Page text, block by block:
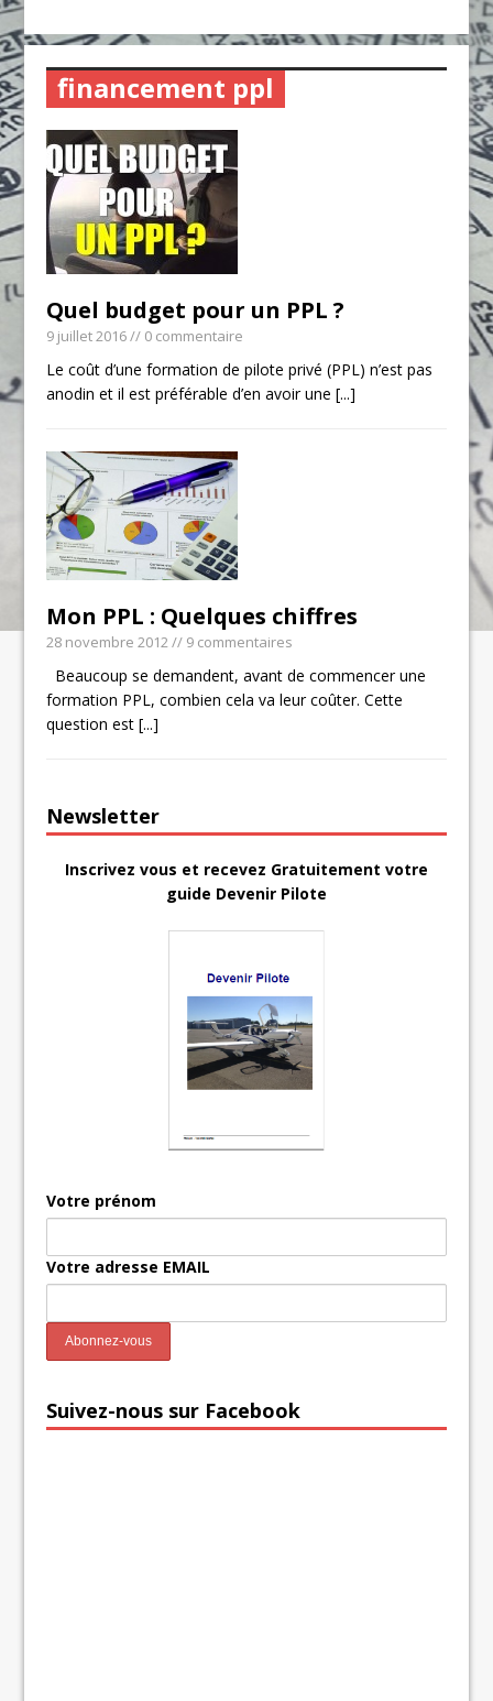
financement ppl
Quel budget pour un PPL ?
9 juillet 2016// 0 commentaire
Le coût d’une formation de pilote privé (PPL) n’est pas
anodin et il est préférable d’en avoir une[...]
Mon PPL : Quelques chiffres
28 novembre 2012 // 9 commentaires
Beaucoup se demandent, avant de commencer une
formation PPL, combien cela va leur coûter. Cette
question est[...]
Newsletter
Inscrivez vous et recevez Gratuitement votre
guide Devenir Pilote
Votre prénom
Votre adresse EMAIL
Suivez-nous sur Facebook